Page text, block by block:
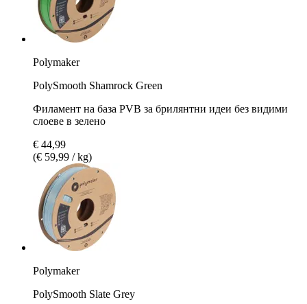
Polymaker
PolySmooth Shamrock Green
Филамент на база PVB за брилянтни идеи без видими
слоеве в зелено
€ 44,99
(€ 59,99 / kg)
Polymaker
PolySmooth Slate Grey